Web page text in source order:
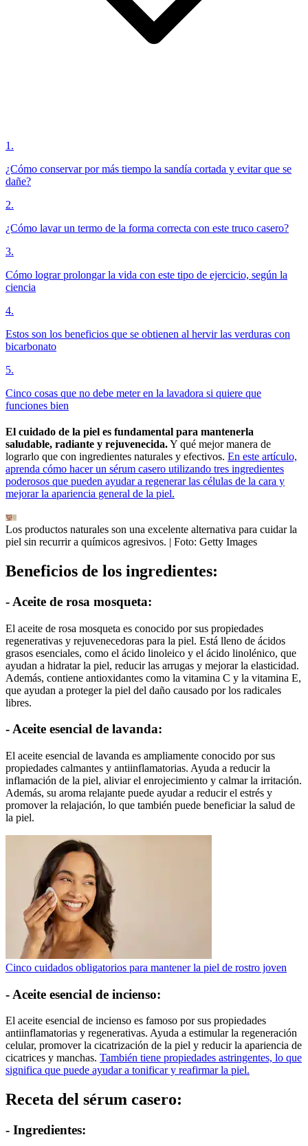
1 .
¿Cómo conservar por más tiempo la sandía cortada y evitar que se
dañe?
2.
¿Cómo lavar un termo de la forma correcta con este truco casero?
3.
Cómo lograr prolongar la vida con este tipo de ejercicio, según la
ciencia
4.
Estos son los beneficios que se obtienen al hervir las verduras con
bicarbonato
5.
Cinco cosas que no debe meter en la lavadora si quiere que
funciones bien
El cuidado de la piel es fundamental para mantenerla
saludable, radiante y rejuvenecida.Y qué mejor manera de
lograrlo que con ingredientes naturales y efectivos. En este artículo,
aprenda cómo hacer un sérum casero utilizando tres ingredientes
poderosos que pueden ayudar a regenerar las células de la cara y
mejorar la apariencia general de la piel.
Los productos naturales son una excelente alternativa para cuidar la
piel sin recurrir a químicos agresivos. | Foto: Getty Images
Beneficios de los ingredientes:
- Aceite de rosa mosqueta:
El aceite de rosa mosqueta es conocido por sus propiedades
regenerativas y rejuvenecedoras para la piel. Está lleno de ácidos
grasos esenciales, como el ácido linoleico y el ácido linolénico, que
ayudan a hidratar la piel, reducir las arrugas y mejorar la elasticidad.
Además, contiene antioxidantes como la vitamina C y la vitamina E,
que ayudan a proteger la piel del daño causado por los radicales
libres.
- Aceite esencial de lavanda:
El aceite esencial de lavanda es ampliamente conocido por sus
propiedades calmantes y antiinflamatorias. Ayuda a reducir la
inflamación de la piel, aliviar el enrojecimiento y calmar la irritación.
Además, su aroma relajante puede ayudar a reducir el estrés y
promover la relajación, lo que también puede beneficiar la salud de
la piel.
Cinco cuidados obligatorios para mantener la piel de rostro joven
- Aceite esencial de incienso:
El aceite esencial de incienso es famoso por sus propiedades
antiinflamatorias y regenerativas. Ayuda a estimular la regeneración
celular, promover la cicatrización de la piel y reducir la apariencia de
cicatrices y manchas. También tiene propiedades astringentes, lo que
significa que puede ayudar a tonificar y reafirmar la piel.
Receta del sérum casero:
- Ingredientes: